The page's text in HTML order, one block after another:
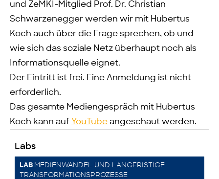
und ZeMKI-Mitglied Prof. Dr. Christian
Schwarzenegger werden wir mit Hubertus
Koch auch über die Frage sprechen, ob und
wie sich das soziale Netz überhaupt noch als
Informationsquelle eignet.
Der Eintritt ist frei. Eine Anmeldung ist nicht
erforderlich.
Das gesamte Mediengespräch mit Hubertus
Koch kann auf YouTube angeschaut werden.
Labs
LAB MEDIENWANDEL UND LANGFRISTIGE
TRANSFORMATIONSPROZESSE